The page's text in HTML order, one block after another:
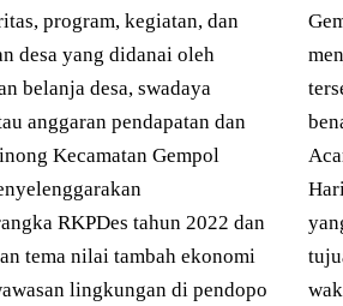
program, kegiatan, dan
desa yang didanai oleh
belanja desa, swadaya
anggaran pendapatan dan
Kecamatan Gempol
RKPDes tahun 2022 dan
tema nilai tambah ekonomi
lingkungan di pendopo